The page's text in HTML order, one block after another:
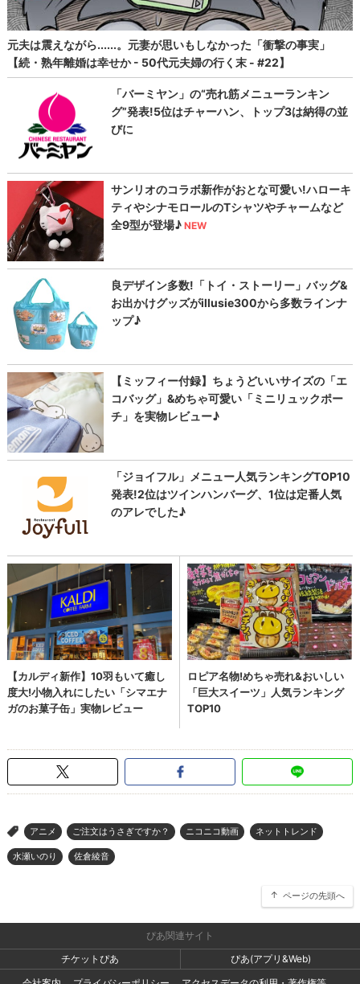
> アニメ ご注文はうさぎですか？ ニコニコ動画 ネットトレンド
水瀬いのり 佐倉綾音
ページの先頭へ
ぴあ関連サイト
チケットぴあ
ぴあ(アプリ&Web)